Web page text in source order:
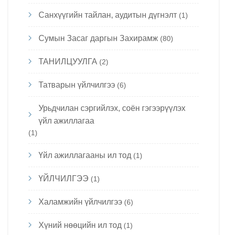
Санхүүгийн тайлан, аудитын дүгнэлт (1)
Сумын Засаг даргын Захирамж (80)
ТАНИЛЦУУЛГА (2)
Татварын үйлчилгээ (6)
Урьдчилан сэргийлэх, соён гэгээрүүлэх
үйл ажиллагаа
(1)
Үйл ажиллагааны ил тод (1)
ҮЙЛЧИЛГЭЭ (1)
Халамжийн үйлчилгээ (6)
Хүний нөөцийн ил тод (1)